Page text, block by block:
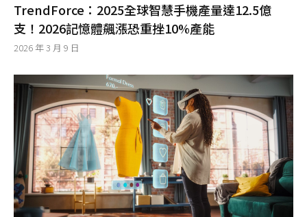
TrendForce：2025全球智慧手機產量達12.5億
支！2026記憶體飆漲恐重挫10%產能
2026 年 3 月 9 日